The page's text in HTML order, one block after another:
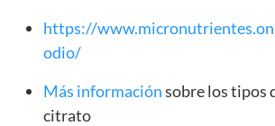
https://
odio/
Más informaciónsobre los tipos
citrato